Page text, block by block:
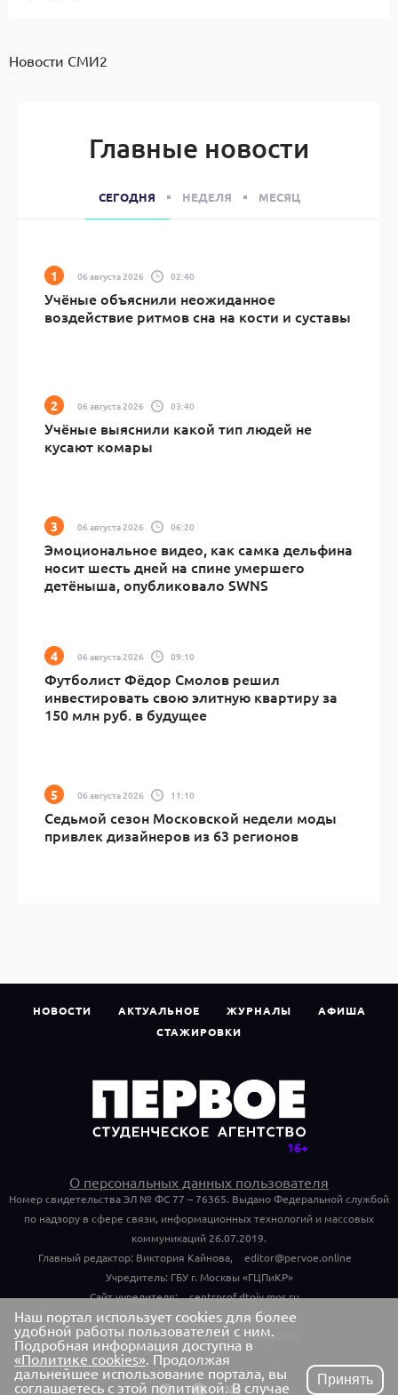
Новости СМИ2
Главные новости
СЕГОДНЯ НЕДЕЛЯ МЕСЯЦ
06 августа 2026 02:40
Учёные объяснили неожиданное
воздействие ритмов сна на кости и суставы
06 августа 2026 03:40
Учёные выяснили какой тип людей не
кусают комары
06 августа 2026 06:20
Эмоциональное видео, как самка дельфина
носит шесть дней на спине умершего
детёныша, опубликовало SWNS
06 августа 2026 09:10
Футболист Фёдор Смолов решил
инвестировать свою элитную квартиру за
150 млн руб. в будущее
06 августа 2026 11:10
Седьмой сезон Московской недели моды
привлек дизайнеров из 63 регионов
НОВОСТИ АКТУАЛЬНОЕ ЖУРНАЛЫ
АФИША
СТАЖИРОВКИ
О персональных данных пользователя
Номер свидетельства ЭЛ № ФС 77 – 76365. Выдано Федеральной службой
по надзору в сфере связи, информационных технологий и массовых
коммуникаций 26.07.2019.
Главный редактор: Виктория Кайнова,
editor@pervoe.online
Учредитель: ГБУ г. Москвы «ГЦПиКР»
Сайт учредителя:
centrprof.dtoiv.mos.ru
Обращения граждан учредителю:
centrprof.dtoiv.mos.ru/public_reception/
Наш портал использует cookies для более
удобной работы пользователей с ним.
Подробная информация доступна в
«Политике cookies». Продолжая
дальнейшее использование портала, вы
соглашаетесь с этой политикой. В случае
Принять